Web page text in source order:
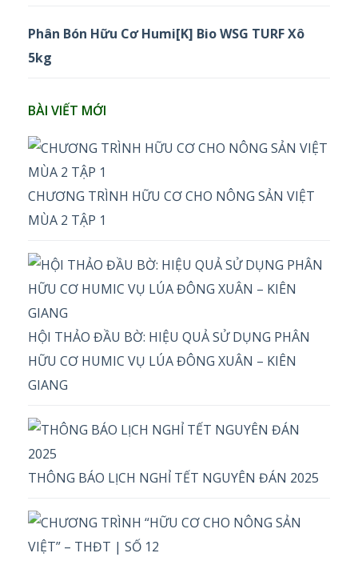
Phân Bón Hữu Cơ Humi[K] Bio WSG TURF Xô
5kg
BÀI VIẾT MỚI
CHƯƠNG TRÌNH HỮU CƠ CHO NÔNG SẢN VIỆT
MÙA 2 TẬP 1
HỘI THẢO ĐẦU BỜ: HIỆU QUẢ SỬ DỤNG PHÂN
HỮU CƠ HUMIC VỤ LÚA ĐÔNG XUÂN – KIÊN
GIANG
THÔNG BÁO LỊCH NGHỈ TẾT NGUYÊN ĐÁN 2025